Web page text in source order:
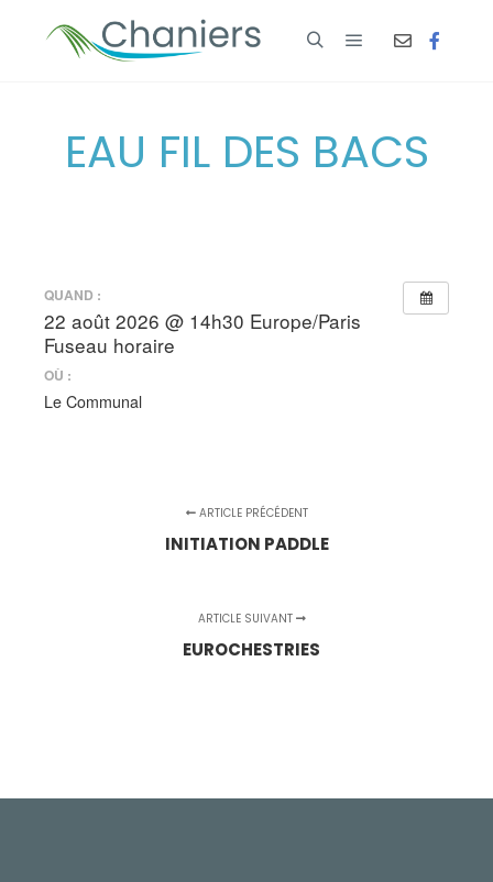
EAU FIL DES BACS
QUAND :
22 août 2026 @ 14h30 Europe/Paris
Fuseau horaire
OÙ :
Le Communal
ARTICLE PRÉCÉDENT
INITIATION PADDLE
ARTICLE SUIVANT
EUROCHESTRIES